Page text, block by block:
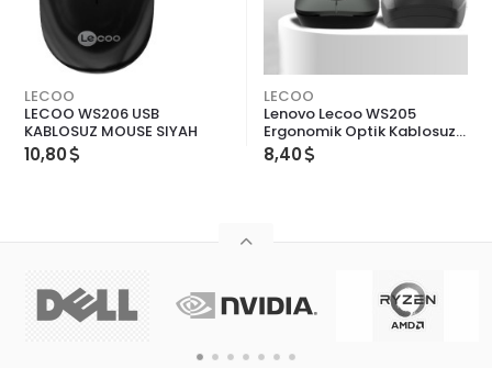
LECOO
LECOO WS206 USB
KABLOSUZ MOUSE SIYAH
10,80
LECOO
Lenovo Lecoo WS205
Ergonomik Optik Kablosuz
Mouse
8,40